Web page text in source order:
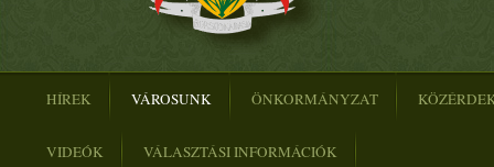
HÍREK VÁROSUNK ÖNKORMÁNYZAT
VIDEÓK VÁLASZTÁSI INFORMÁCIÓK